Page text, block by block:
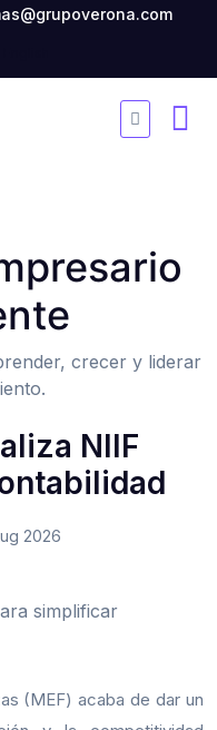
crecer y liderar
NIIF
2026
(MEF) acaba de dar un